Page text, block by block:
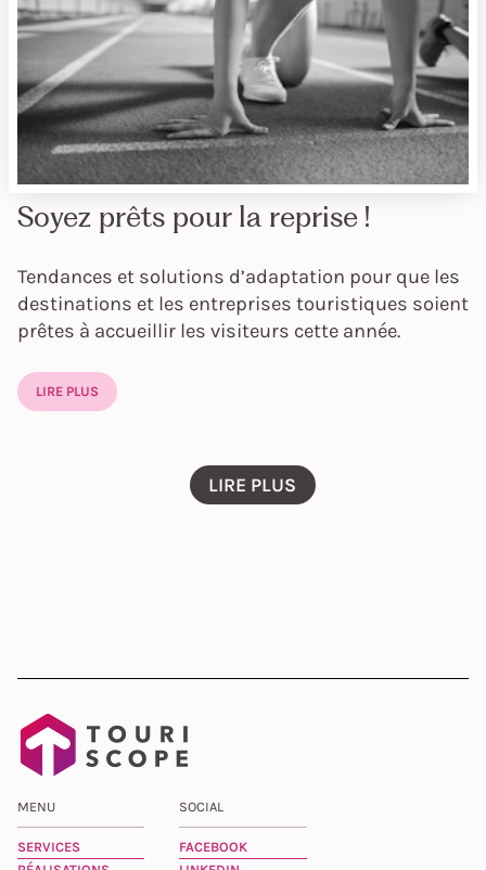
Soyez prêts pour la reprise !
Tendances et solutions d’adaptation pour que les
destinations et les entreprises touristiques soient
prêtes à accueillir les visiteurs cette année.
LIRE PLUS
LIRE PLUS
MENU
SERVICES
SOCIAL
FACEBOOK